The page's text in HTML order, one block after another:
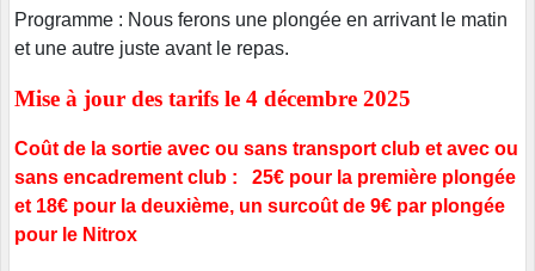
Programme : Nous ferons une plongée en arrivant le matin
et une autre juste avant le repas.
Mise à jour des tarifs le 4 décembre 2025
Coût de la sortie avec ou sans transport club et avec ou
sans encadrement club : 25€ pour la première plongée
et 18€ pour la deuxième, un surcoût de 9€ par plongée
pour le Nitrox